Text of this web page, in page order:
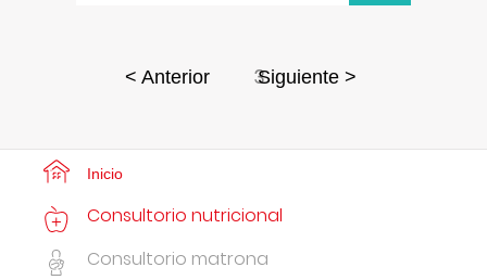
< Anterior 3Siguiente >
Inicio
Consultorio nutricional
Consultorio matrona